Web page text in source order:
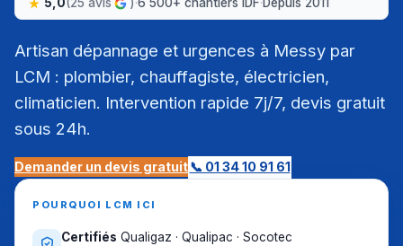
5,0(25 avis )·6 500+ chantiers IDF·Depuis 2011
Artisan dépannage et urgences à Messy par
LCM : plombier, chauffagiste, électricien,
climaticien. Intervention rapide 7j/7, devis gratuit
sous 24h.
Demander un devis gratuit📞 01 34 10 91 61
POURQUOI LCM ICI
Certifiés Qualigaz · Qualipac · Socotec